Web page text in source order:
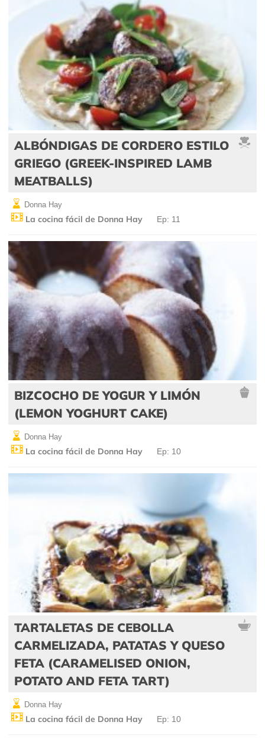
ALBÓNDIGAS DE CORDERO ESTILO
GRIEGO (GREEK-INSPIRED LAMB
MEATBALLS)
Donna Hay
La cocina fácil de Donna Hay Ep: 11
BIZCOCHO DE YOGUR Y LIMÓN
(LEMON YOGHURT CAKE)
Donna Hay
La cocina fácil de Donna Hay Ep: 10
TARTALETAS DE CEBOLLA
CARMELIZADA, PATATAS Y QUESO
FETA (CARAMELISED ONION,
POTATO AND FETA TART)
Donna Hay
La cocina fácil de Donna Hay Ep: 10